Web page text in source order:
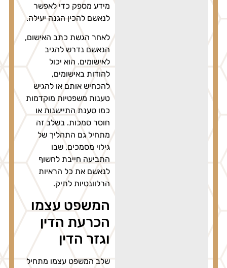
מידע מספק כדי לאפשר
לנאשם להכין הגנה יעילה.
לאחר הגשת כתב האישום,
הנאשם נדרש להגיב
לאישומים. הוא יכול
להודות באישומים,
להכחיש אותם או להגיש
טענות משפטיות מוקדמות
כמו טענת התיישנות או
חוסר סמכות. בשלב זה
מתחיל גם התהליך של
גילוי מסמכים, שבו
התביעה חייבת לחשוף
לנאשם את כל הראיות
הרלוונטיות לתיק.
המשפט עצמו
הכרעת הדין
וגזר הדין
שלב המשפט עצמו מתחיל